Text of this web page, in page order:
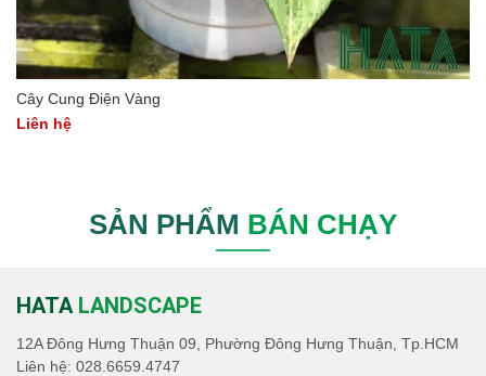
Cây Cung Điện Vàng
Liên hệ
SẢN PHẨM BÁN CHẠY
HATA LANDSCAPE
12A Đông Hưng Thuận 09, Phường Đông Hưng Thuận, Tp.HCM
Liên hệ: 028.6659.4747